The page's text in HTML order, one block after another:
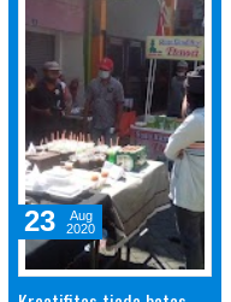
23
Aug
2020